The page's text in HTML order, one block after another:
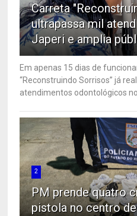
Carreta
ultrapassa mil
Japeri e amplia
Em apenas 15 dias de
“Reconstruindo Sorrisos” já
atendimentos odontológicos no
2
PM prende quatro
pistola no centro